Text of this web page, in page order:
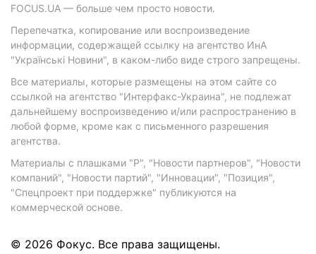
FOCUS.UA — больше чем просто новости.
Перепечатка, копирование или воспроизведение
информации, содержащей ссылку на агентство ИнА
"Українські Новини", в каком-либо виде строго запрещены.
Все материалы, которые размещены на этом сайте со
ссылкой на агентство "Интерфакс-Украина", не подлежат
дальнейшему воспроизведению и/или распространению в
любой форме, кроме как с письменного разрешения
агентства.
Материалы с плашками "Р", "Новости партнеров", "Новости
компаний", "Новости партий", "Инновации", "Позиция",
"Спецпроект при поддержке" публикуются на
коммерческой основе.
© 2026 Фокус. Все права защищены.